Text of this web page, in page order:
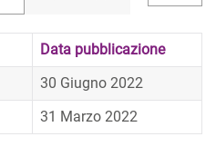
Data pubblicazione
30 Giugno 2022
31 Marzo 2022